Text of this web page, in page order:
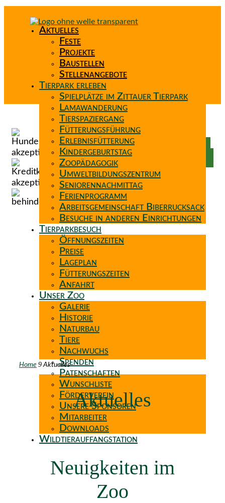
Aktuelles
Feste
Projekte
Baustellen
Stellenangebote
Tierpark erleben
Spielplätze im Zittauer Tierpark
Lamawanderung
Tierspaziergang
Fütterungsführung
Erlebnisfütterung
Kindergeburtstag
Zoopädagogik
Umweltbildungszentrum
Seniorennachmittag
Ferienprogramm
Arbeitsgemeinschaft Biberrucksack
Besuche in anderen Einrichtungen
Tierparkbesuch
Öffnungszeiten
Preise
Lageplan
Fütterungszeiten
Anfahrt
Unser Zoo
Galerie
Historie
Naturbau
Tiere
Nachwuchs
Spenden
Patenschaften
Wunschliste
Förderverein
Unsere Sponsoren
Mitarbeiter
Downloads
Wildtierauffangstation
Home 9 Aktuelles
Aktuelles
Neuigkeiten im
Zoo